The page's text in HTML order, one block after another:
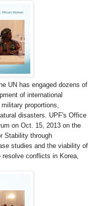
UN has engaged dozens of
of international
proportions,
disasters. UPF's Office
on Oct. 15, 2013 on the
Stability through
studies and the viability of
conflicts in Korea,